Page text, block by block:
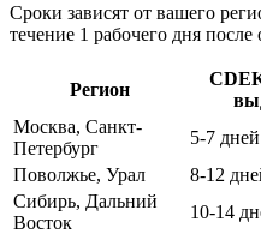
Сроки зависят от вашего
течение 1 рабочего дня после
Регион
Москва, Санкт-
Петербург
5-7 дней
Поволжье, Урал
8-12
Сибирь, Дальний
Восток
10-14